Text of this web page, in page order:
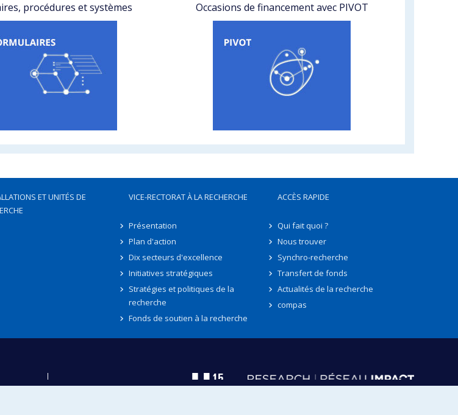
procédures et systèmes Occasions de financement avec PIVOT
ET UNITÉS DE
VICE-RECTORAT À LA RECHERCHE
Présentation
Plan d'action
Dix secteurs d'excellence
Initiatives stratégiques
Stratégies et politiques de la
recherche
Fonds de soutien à la recherche
ACCÈS RAPIDE
Qui fait quoi ?
Nous trouver
Synchro-recherche
Transfert de fonds
Actualités de la recherche
compas